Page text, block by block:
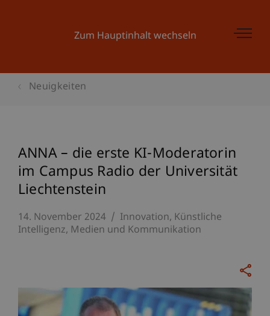
Zum Hauptinhalt wechseln
Neuigkeiten
ANNA – die erste KI-Moderatorin
im Campus Radio der Universität
Liechtenstein
14. November 2024 Innovation Künstliche
Intelligenz Medien und Kommunikation